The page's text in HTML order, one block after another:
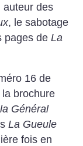
auteur des
, le sabotage
pages deLa
16 de
brochure
Général
La Gueule
fois en